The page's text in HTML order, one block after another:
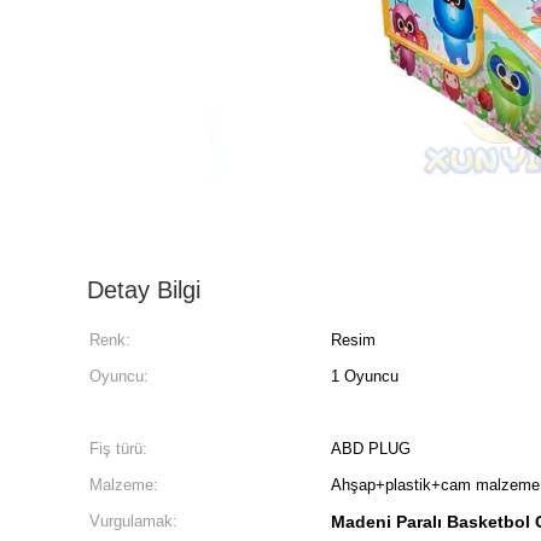
Detay Bilgi
Renk:
Resim
Oyuncu:
1 Oyuncu
Fiş türü:
ABD PLUG
Malzeme:
Ahşap+plastik+cam malzeme
Vurgulamak:
Madeni Paralı Basketbol